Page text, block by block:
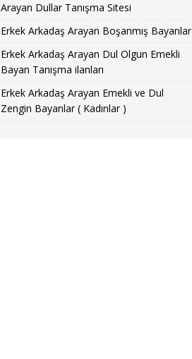
Arayan Dullar Tanışma Sitesi
Erkek Arkadaş Arayan Boşanmış Bayanlar
Erkek Arkadaş Arayan Dul Olgun Emekli
Bayan Tanışma ilanları
Erkek Arkadaş Arayan Emekli ve Dul
Zengin Bayanlar ( Kadınlar )